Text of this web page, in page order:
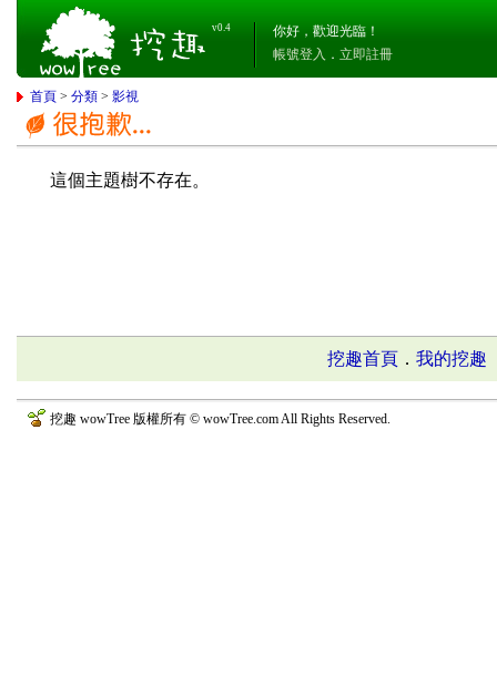
v0.4
你好，歡迎光臨！
帳號登入 ． 立即註冊
首頁 >分類 >影視
這個主題樹不存在。
挖趣首頁 ．我的挖趣
挖趣 wowTree 版權所有 © wowTree.com All Rights Reserved.